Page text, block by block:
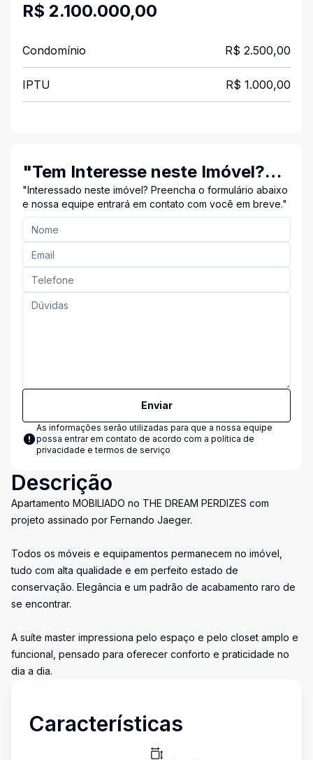
R$ 2.100.000,00
Condomínio R$ 2.500,00
IPTU R$ 1.000,00
"Tem Interesse neste Imóvel?
Entre em Contato Conosco!"
"Interessado neste imóvel? Preencha o formulário abaixo
e nossa equipe entrará em contato com você em breve."
Enviar
As informações serão utilizadas para que a nossa equipe
possa entrar em contato de acordo com a política de
privacidade e termos de serviço
Descrição
Apartamento MOBILIADO no THE DREAM PERDIZES com
projeto assinado por Fernando Jaeger.
Todos os móveis e equipamentos permanecem no imóvel,
tudo com alta qualidade e em perfeito estado de
conservação. Elegância e um padrão de acabamento raro de
se encontrar.
A suíte master impressiona pelo espaço e pelo closet amplo e
funcional, pensado para oferecer conforto e praticidade no
dia a dia.
Características